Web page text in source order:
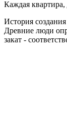
Каждая
История
Древние люди
закат -